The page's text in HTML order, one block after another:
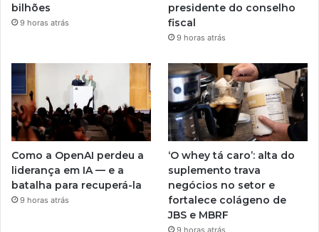
bilhões
9 horas atrás
presidente do conselho
fiscal
9 horas atrás
Como a OpenAI perdeu a
liderança em IA — e a
batalha para recuperá-la
9 horas atrás
‘O whey tá caro’: alta do
suplemento trava
negócios no setor e
fortalece colágeno de
JBS e MBRF
9 horas atrás